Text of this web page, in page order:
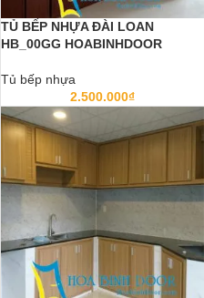
TỦ BẾP NHỰA ĐÀI LOAN
HB_00GG HOABINHDOOR
Tủ bếp nhựa
2.500.000₫